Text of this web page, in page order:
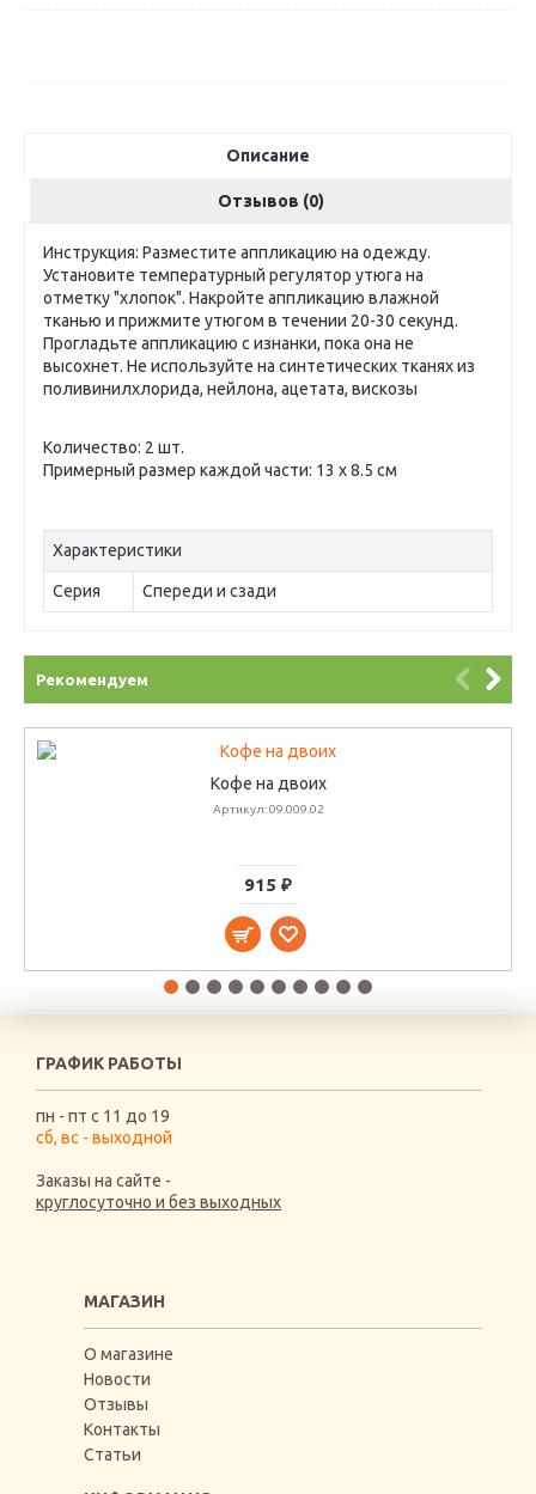
Описание
Отзывов (0)
Инструкция: Разместите аппликацию на одежду.
Установите температурный регулятор утюга на
отметку "хлопок". Накройте аппликацию влажной
тканью и прижмите утюгом в течении 20-30 секунд.
Прогладьте аппликацию с изнанки, пока она не
высохнет. Не используйте на синтетических тканях из
поливинилхлорида, нейлона, ацетата, вискозы
Количество: 2 шт.
Примерный размер каждой части: 13 х 8.5 см
Характеристики
Серия Спереди и сзади
Рекомендуем
Кофе на двоих
Артикул: 09.009.02
915 ₽
ГРАФИК РАБОТЫ
пн - пт с 11 до 19
сб, вс - выходной
Заказы на сайте -
круглосуточно и без выходных
МАГАЗИН
О магазине
Новости
Отзывы
Контакты
Статьи